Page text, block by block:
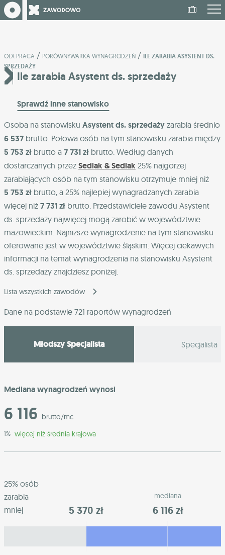
OLX PRACA / PORÓWNYWARKA WYNAGRODZEŃ / ILE ZARABIA ASYSTENT DS.
SPRZEDAŻY
Ile zarabia Asystent ds. sprzedaży
Sprawdź inne stanowisko
Osoba na stanowisku Asystent ds. sprzedaży zarabia średnio
6 537 brutto. Połowa osób na tym stanowisku zarabia między
5 753 zł brutto a 7 731 zł brutto. Według danych
dostarczanych przez Sedlak & Sedlak 25% najgorzej
zarabiających osób na tym stanowisku otrzymuje mniej niż
5 753 zł brutto, a 25% najlepiej wynagradzanych zarabia
więcej niż 7 731 zł brutto. Przedstawiciele zawodu Asystent
ds. sprzedaży najwięcej mogą zarobić w województwie
mazowieckim. Najniższe wynagrodzenie na tym stanowisku
oferowane jest w województwie śląskim. Więcej ciekawych
informacji na temat wynagrodzenia na stanowisku Asystent
ds. sprzedaży znajdziesz poniżej.
Lista wszystkich zawodów
Dane na podstawie 721 raportów wynagrodzeń
Młodszy Specjalista Specjalista
Mediana wynagrodzeń wynosi
6 116 brutto/mc
1% więcej niż średnia krajowa
25% osób
zarabia
mniej
5 370 zł
mediana
6 116 zł